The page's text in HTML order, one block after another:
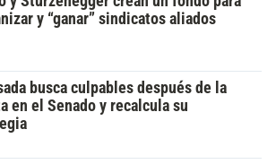
y “ganar” sindicatos aliados
busca culpables después de la
en el Senado y recalcula su